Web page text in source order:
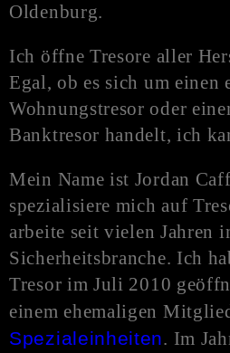
Oldenburg.
Ich öffne Tresore aller
Egal, ob es sich um einen
Wohnungstresor oder
Banktresor handelt, ich
Mein Name ist Jordan
spezialisiere mich auf
arbeite seit vielen Jahren
Sicherheitsbranche. Ich
Tresor im Juli 2010
einem ehemaligen
Spezialeinheiten. Im